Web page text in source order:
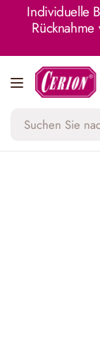
Individuelle